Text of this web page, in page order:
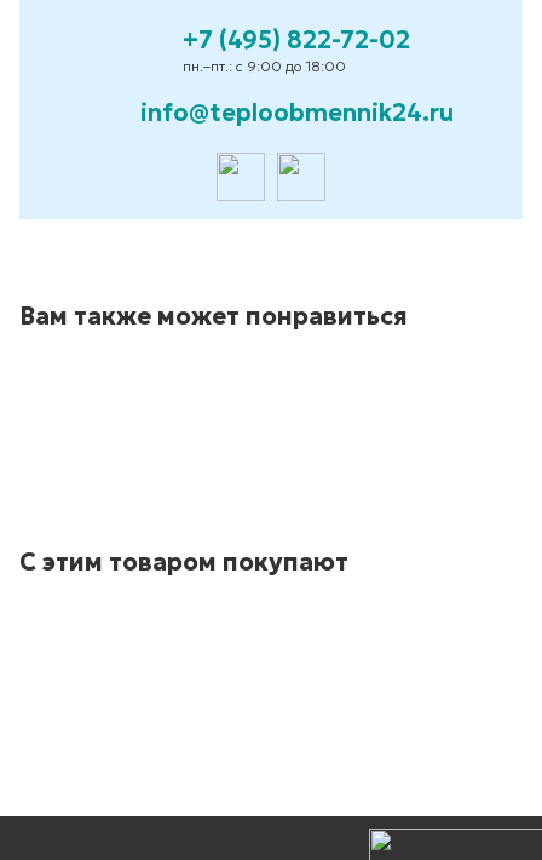
+7 (495) 822-72-02
пн.–пт.: с 9:00 до 18:00
info@teploobmennik24.ru
Вам также может понравиться
С этим товаром покупают